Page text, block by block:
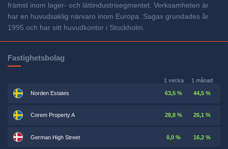
främst inom lager- och lättindustrisegmentet. Verksamheten är
har en huvudsaklig närvaro inom Europa. Sagax grundades år
1995 och har sitt huvudkontor i Stockholm.
Fastighetsbolag
1 vecka 1 månad
Norden Estates 63,5 % 44,5 %
Corem Property A 28,8 % 26,1 %
German High Street 0,0 % 16,2 %